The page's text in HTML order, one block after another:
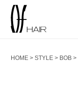
HOME >STYLE > BOB >